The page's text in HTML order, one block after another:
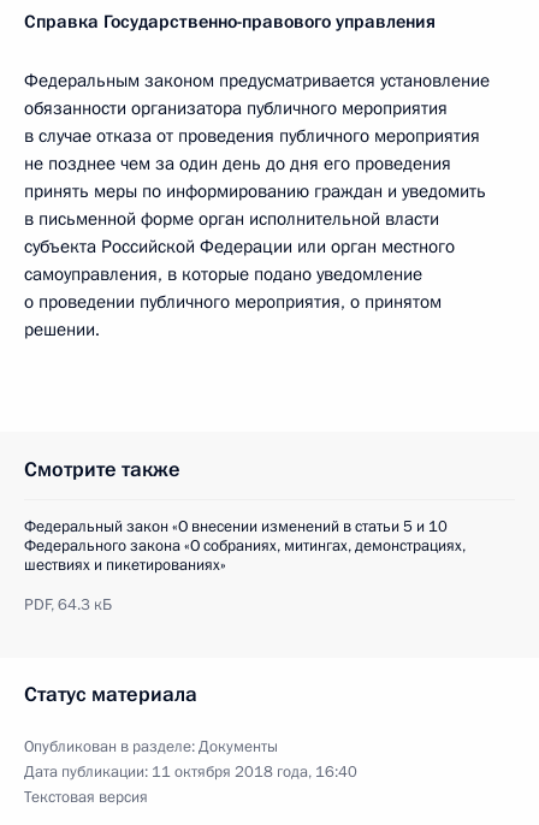
Справка Государственно-правового управления
Федеральным законом предусматривается установление
обязанности организатора публичного мероприятия
в случае отказа от проведения публичного мероприятия
не позднее чем за один день до дня его проведения
принять меры по информированию граждан и уведомить
в письменной форме орган исполнительной власти
субъекта Российской Федерации или орган местного
самоуправления, в которые подано уведомление
о проведении публичного мероприятия, о принятом
решении.
Смотрите также
Федеральный закон «О внесении изменений в статьи 5 и 10
Федерального закона «О собраниях, митингах, демонстрациях,
шествиях и пикетированиях»
PDF,64.3 кБ
Статус материала
Опубликован в разделе:Документы
Дата публикации: 11 октября 2018 года, 16:40
Текстовая версия